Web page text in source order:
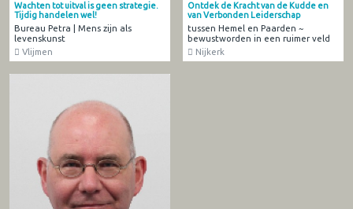
Wachten tot uitval is geen strategie.
Tijdig handelen wel!
Bureau Petra | Mens zijn als
levenskunst
Vlijmen
Ontdek de Kracht van de Kudde en
van Verbonden Leiderschap
tussen Hemel en Paarden ~
bewustworden in een ruimer veld
Nijkerk